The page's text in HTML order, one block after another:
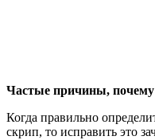
Частые причины, почему
Когда правильно
скрип, то исправить это